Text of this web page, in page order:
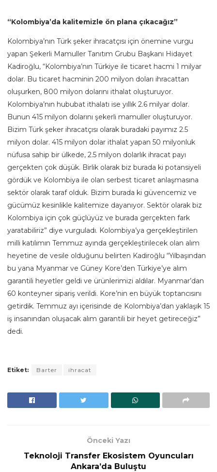
“Kolombiya’da kalitemizle ön plana çıkacağız”
Kolombiya’nın Türk şeker ihracatçısı için önemine vurgu
yapan Şekerli Mamuller Tanıtım Grubu Başkanı Hidayet
Kadiroğlu, “Kolombiya’nın Türkiye ile ticaret hacmi 1 milyar
dolar. Bu ticaret hacminin 200 milyon doları ihracattan
oluşurken, 800 milyon dolarını ithalat oluşturuyor.
Kolombiya’nın hububat ithalatı ise yıllık 2.6 milyar dolar.
Bunun 415 milyon dolarını şekerli mamuller oluşturuyor.
Bizim Türk şeker ihracatçısı olarak buradaki payımız 2.5
milyon dolar. 415 milyon dolar ithalat yapan 50 milyonluk
nüfusa sahip bir ülkede, 2.5 milyon dolarlık ihracat payı
gerçekten çok düşük. Birlik olarak biz burada ki potansiyeli
gördük ve Kolombiya ile olan serbest ticaret anlaşmasına
sektör olarak taraf olduk. Bizim burada ki güvencemiz ve
gücümüz kesinlikle kalitemize dayanıyor. Sektör olarak biz
Kolombiya için çok güçlüyüz ve burada gerçekten fark
yaratabiliriz” diye vurguladı. Kolombiya’ya gerçekleştirilen
milli katılımın Temmuz ayında gerçekleştirilecek olan alım
heyetine de vesile olduğunu belirten Kadiroğlu “Yılbaşından
bu yana Myanmar ve Güney Kore’den Türkiye’ye alım
garantili heyetler geldi ve ürünlerimizi aldılar. Myanmar’dan
60 konteyner sipariş verildi. Kore’nin en büyük toptancısını
getirdik. Temmuz ayı içerisinde de Kolombiya’dan yaklaşık 15
iş insanından oluşacak alım garantili bir heyet getireceğiz”
dedi.
Etiket: Barter ihracat
Önceki Yazı
Teknoloji Transfer Ekosistem Oyuncuları
Ankara’da Buluştu